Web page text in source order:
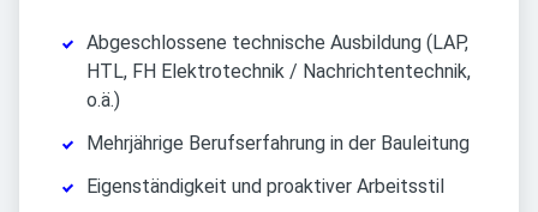
Abgeschlossene technische Ausbildung (LAP,
HTL, FH Elektrotechnik / Nachrichtentechnik,
o.ä.)
Mehrjährige Berufserfahrung in der Bauleitung
Eigenständigkeit und proaktiver Arbeitsstil